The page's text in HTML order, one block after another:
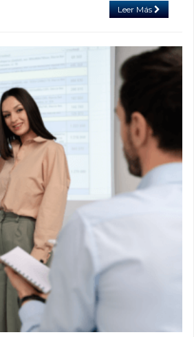
Leer Más